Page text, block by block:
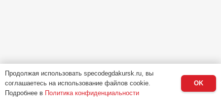
Продолжая использовать specodegdakursk.ru, вы
соглашаетесь на использование файлов cookie.
Подробнее в Политика конфиденциальности
OK